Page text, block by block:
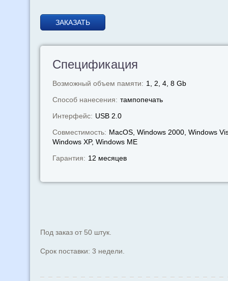
ЗАКАЗАТЬ
Спецификация
Возможный объем памяти: 1, 2, 4, 8 Gb
Способ нанесения: тампопечать
Интерфейс: USB 2.0
Совместимость: MacOS, Windows 2000, Windows
Windows XP, Windows МЕ
Гарантия: 12 месяцев
Под заказ от 50 штук.
Срок поставки: 3 недели.